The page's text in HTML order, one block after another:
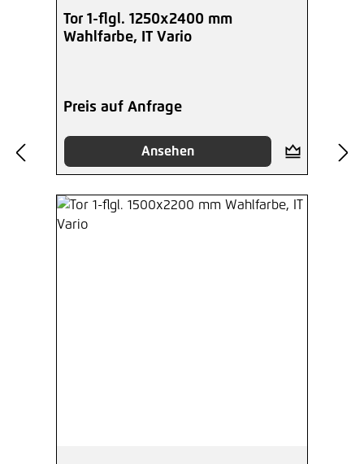
Tor 1-flgl. 1250x2400 mm
Wahlfarbe, IT Vario
Preis auf Anfrage
Ansehen